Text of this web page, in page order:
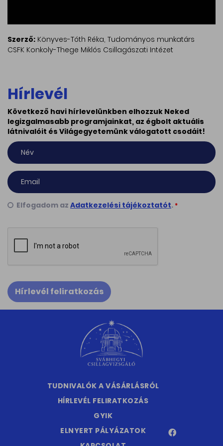
Szerző: Könyves-Tóth Réka, Tudományos munkatárs
CSFK Konkoly-Thege Miklós Csillagászati Intézet
Hírlevél
Következő havi hírlevelünkben elhozzuk Neked
legizgalmasabb programjainkat, az égbolt aktuális
látnivalóit és Világegyetemünk válogatott csodáit!
Elfogadom az Adatkezelési tájékoztatót. *
Hírlevél feliratkozás
TUDNIVALÓK A VÁSÁRLÁSRÓL
HÍRLEVÉL FELIRATKOZÁS
GYIK
ELNYERT PÁLYÁZATOK